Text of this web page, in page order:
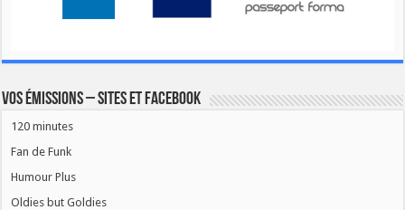
Vos émissions – Sites et Facebook
120 minutes
Fan de Funk
Humour Plus
Oldies but Goldies